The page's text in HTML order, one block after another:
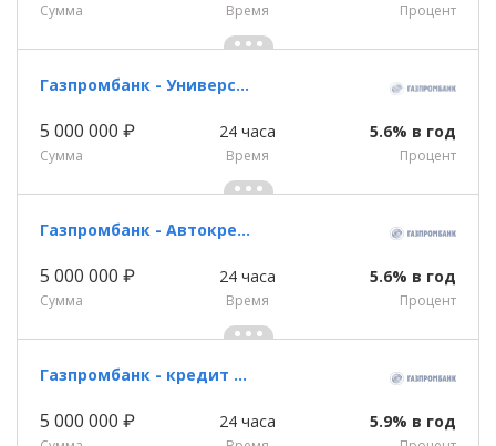
Сумма Время Процент
Газпромбанк - Универсальный кредит
5 000 000 ₽
Сумма
24 часа
Время
5.6% в год
Процент
Газпромбанк - Автокредит
5 000 000 ₽
Сумма
24 часа
Время
5.6% в год
Процент
Газпромбанк - кредит наличными
5 000 000 ₽ 24 часа 5.9% в год